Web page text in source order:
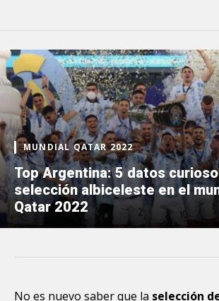
MUNDIAL QATAR 2022
Top Argentina: 5 datos
selección albiceleste en el
Qatar 2022
No es nuevo saber que la selección